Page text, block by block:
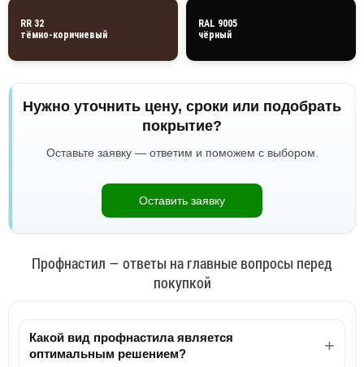
RR 32
тёмно-коричневый
RAL 9005
чёрный
Нужно уточнить цену, сроки или подобрать
покрытие?
Оставьте заявку — ответим и поможем с выбором.
Оставить заявку
Профнастил — ответы на главные вопросы перед
покупкой
Какой вид профнастила является
оптимальным решением?